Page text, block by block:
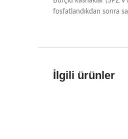
fosfatlandıkdan sonra
İlgili ürünler